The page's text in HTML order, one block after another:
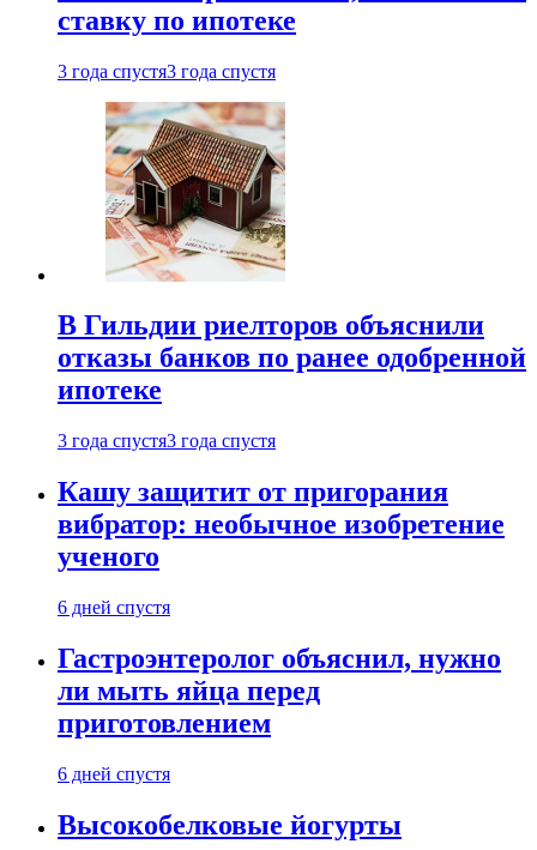
ставку по ипотеке
3 года спустя3 года спустя
В Гильдии риелторов объяснили
отказы банков по ранее одобренной
ипотеке
3 года спустя3 года спустя
Кашу защитит от пригорания
вибратор: необычное изобретение
ученого
6 дней спустя
Гастроэнтеролог объяснил, нужно
ли мыть яйца перед
приготовлением
6 дней спустя
Высокобелковые йогурты